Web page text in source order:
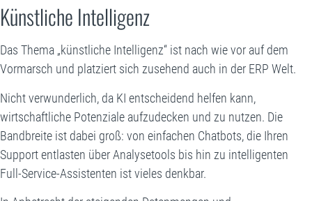
Künstliche Intelligenz
Das Thema „künstliche Intelligenz“ ist nach wie vor auf dem
Vormarsch und platziert sich zusehend auch in der ERP Welt.
Nicht verwunderlich, da KI entscheidend helfen kann,
wirtschaftliche Potenziale aufzudecken und zu nutzen. Die
Bandbreite ist dabei groß: von einfachen Chatbots, die Ihren
Support entlasten über Analysetools bis hin zu intelligenten
Full-Service-Assistenten ist vieles denkbar.